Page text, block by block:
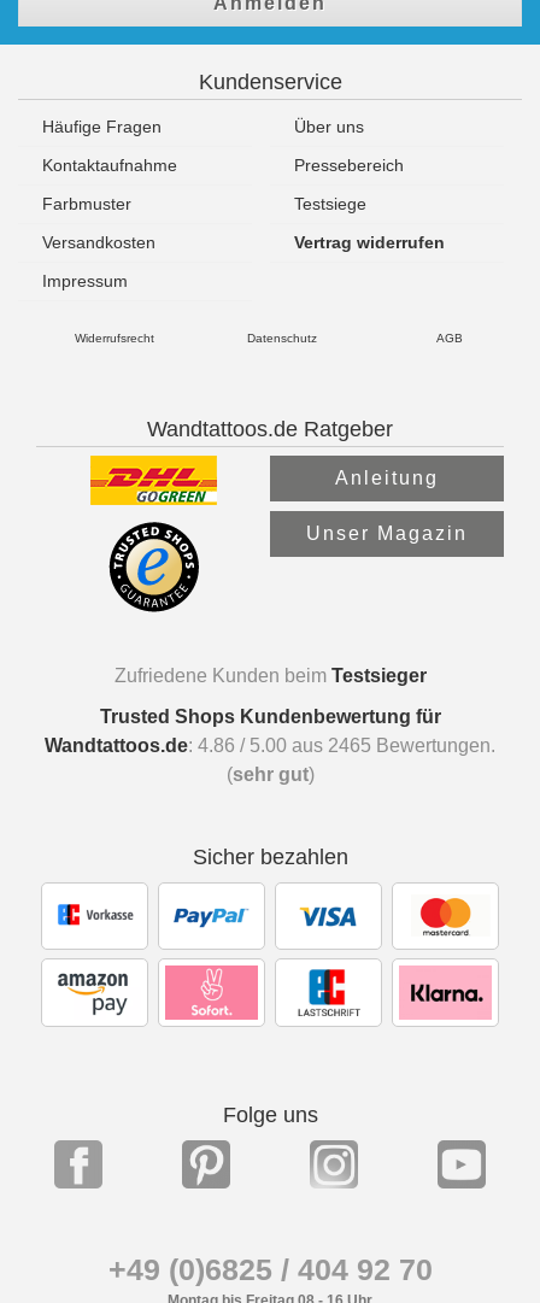
Kundenservice
Häufige Fragen
Über uns
Kontaktaufnahme
Pressebereich
Farbmuster
Testsiege
Versandkosten
Vertrag widerrufen
Impressum
Widerrufsrecht Datenschutz AGB
Wandtattoos.de Ratgeber
Anleitung
Unser Magazin
Zufriedene Kunden beim Testsieger
Trusted Shops Kundenbewertung für
Wandtattoos.de: 4.86 / 5.00 aus 2465 Bewertungen.
(sehr gut)
Sicher bezahlen
Folge uns
+49 (0)6825 / 404 92 70